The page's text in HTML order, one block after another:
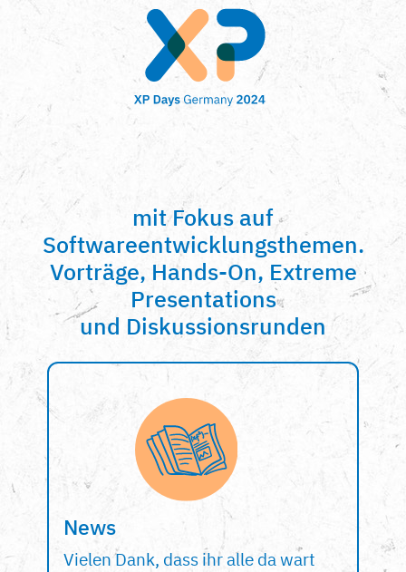
mit Fokus auf
Softwareentwicklungsthemen.
Vorträge, Hands-On, Extreme
Presentations
und Diskussionsrunden
News
Vielen Dank, dass ihr alle da wart